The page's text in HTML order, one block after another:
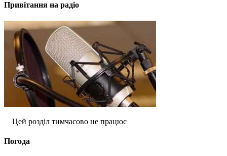
Привітання на радіо
Цей розділ тимчасово не працює
Погода